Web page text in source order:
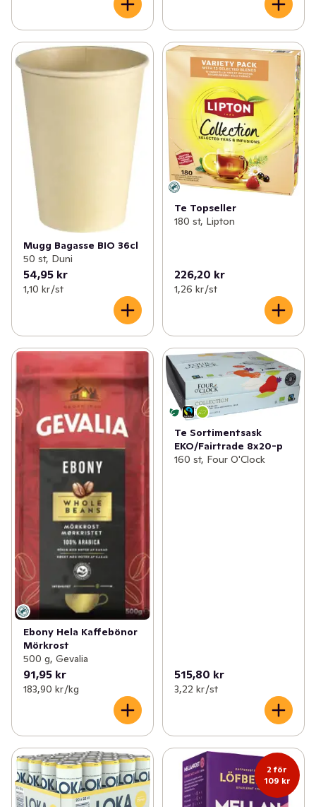
Mugg Bagasse BIO 36cl
50 st, Duni
54,95 kr
1,10 kr /st
Te Topseller
180 st, Lipton
226,20 kr
1,26 kr /st
Ebony Hela Kaffebönor
Mörkrost
500 g, Gevalia
91,95 kr
183,90 kr /kg
Te Sortimentsask
EKO/Fairtrade 8x20-p
160 st, Four O'Clock
515,80 kr
3,22 kr /st
2 för
109 kr